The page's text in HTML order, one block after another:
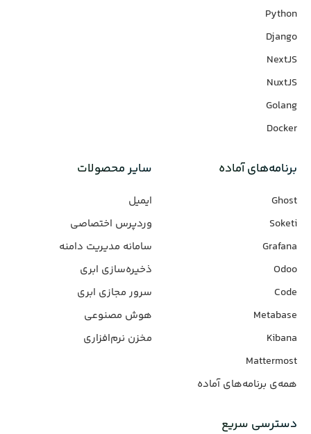
Python
Django
NextJS
NuxtJS
Golang
Docker
برنامه‌های‌ آماده
Ghost
Soketi
Grafana
Odoo
Code
Metabase
Kibana
Mattermost
همه‌ی برنامه‌های آماده
سایر محصولات
ایمیل
وردپرس‌ اختصاصی
سامانه مدیریت دامنه
ذخیره‌سازی ابری
سرور مجازی ابری
هوش مصنوعی
مخزن نرم‌افزاری
دسترسی سریع